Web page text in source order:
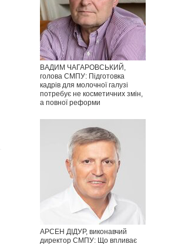
ВАДИМ ЧАГАРОВСЬКИЙ,
голова СМПУ: Підготовка
кадрів для молочної галузі
потребує не косметичних змін,
а повної реформи
АРСЕН ДІДУР, виконавчий
директор СМПУ: Що впливає